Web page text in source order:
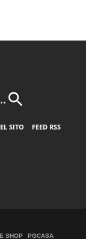
SITO
FEED RSS
SHOP PGCASA